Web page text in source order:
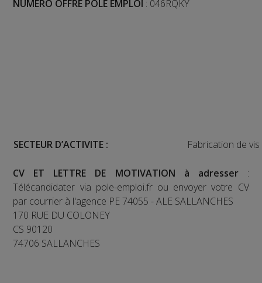
NUMERO OFFRE POLE EMPLOI : 046RQKY
SECTEUR D’ACTIVITE : Fabrication de
CV ET LETTRE DE MOTIVATION à adresser:
Télécandidater via pole-emploi.fr ou envoyer votre CV
par courrier à l'agence PE 74055 - ALE SALLANCHES
170 RUE DU COLONEY
CS 90120
74706 SALLANCHES